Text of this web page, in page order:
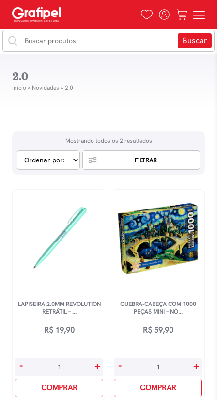
2.0
Início» Novidades » 2.0
Mostrando todos os 2 resultados
FILTRAR
LAPISEIRA 2.0MM REVOLUTION
RETRÁTIL – ...
R$19,90
Lapiseira
Revolution
- +
COMPRAR
QUEBRA-CABEÇA COM 1000
PEÇAS MINI – NO...
R$59,90
Quebra-
- +
COMPRAR